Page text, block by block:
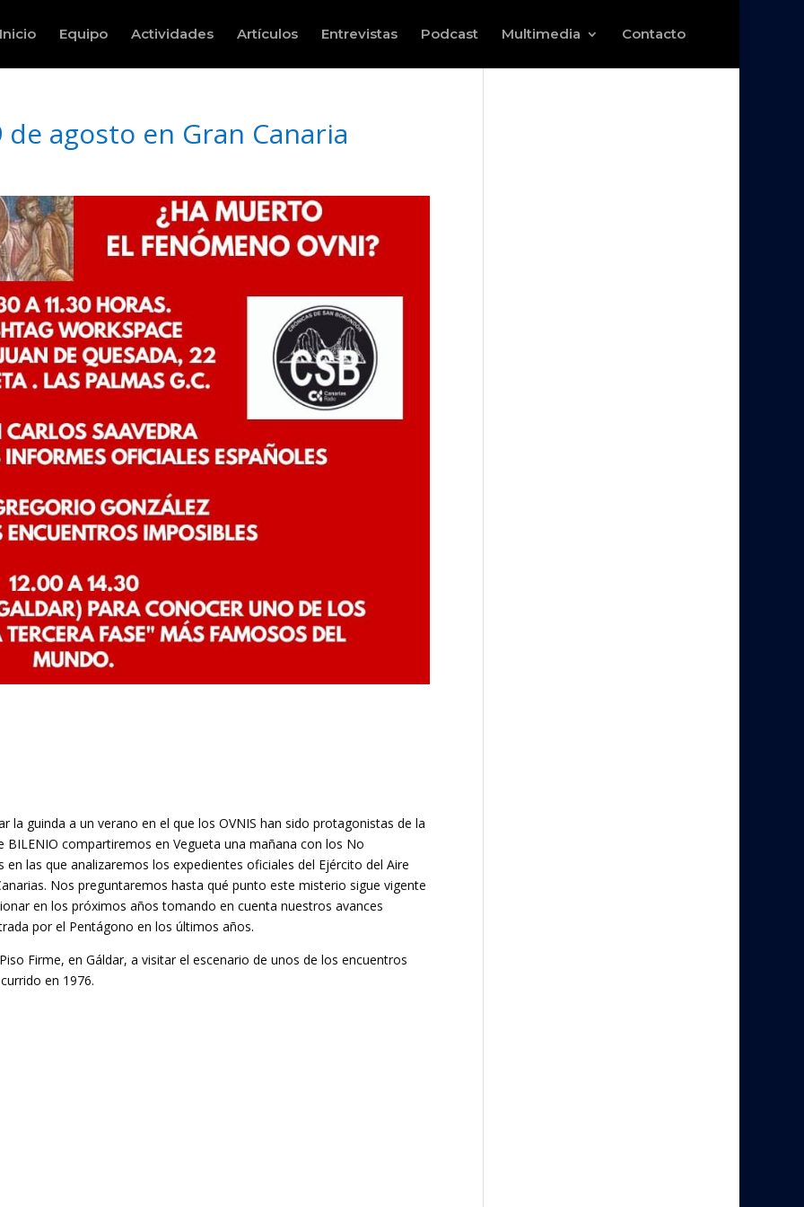
Inicio Equipo Actividades Artículos Entrevistas Podcast Multimedia Contacto
de agosto en Gran Canaria
guinda a un verano en el que los OVNIS han sido protagonistas de la
compartiremos en Vegueta una mañana con los No
las que analizaremos los expedientes oficiales del Ejército del Aire
Nos preguntaremos hasta qué punto este misterio sigue vigente
en los próximos años tomando en cuenta nuestros avances
por el Pentágono en los últimos años.
Firme, en Gáldar, a visitar el escenario de unos de los encuentros
en 1976.